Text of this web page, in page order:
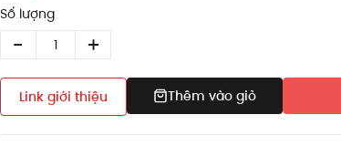
Số lượng
Link giới thiệu Thêm vào giỏ